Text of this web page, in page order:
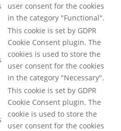
user consent for the cookies
in the category "Functional".
This cookie is set by GDPR
Cookie Consent plugin. The
cookies is used to store the
user consent for the cookies
in the category "Necessary".
This cookie is set by GDPR
Cookie Consent plugin. The
cookie is used to store the
user consent for the cookies